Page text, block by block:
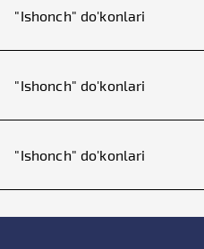
"Ishonch" do'konlari
"Ishonch" do'konlari
"Ishonch" do'konlari